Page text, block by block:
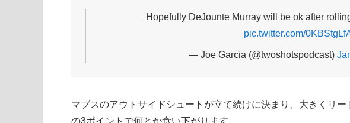
Hopefully DeJounte Murray will be ok after
pic.twitter.com/
— Joe Garcia (@twoshotspodcast)
マブスのアウトサイドシュートが立て続けに決まり、大きくリ
の3ポイントで何とか食い下がります。